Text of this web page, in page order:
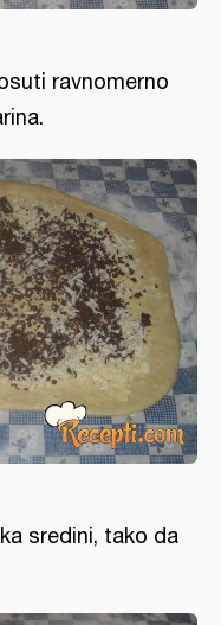
ravnomerno
sredini, tako da